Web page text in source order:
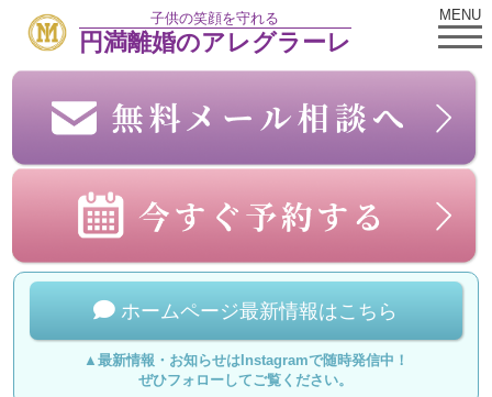
子供の笑顔を守れる
円満離婚のアレグラーレ
MENU
ホームページ最新情報はこちら
▲最新情報・お知らせはInstagramで随時発信中！
ぜひフォローしてご覧ください。